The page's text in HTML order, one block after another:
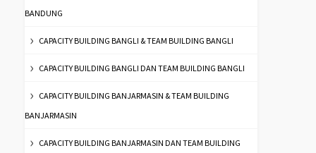
BANDUNG
CAPACITY BUILDING BANGLI & TEAM BUILDING BANGLI
CAPACITY BUILDING BANGLI DAN TEAM BUILDING BANGLI
CAPACITY BUILDING BANJARMASIN & TEAM BUILDING
BANJARMASIN
CAPACITY BUILDING BANJARMASIN DAN TEAM BUILDING